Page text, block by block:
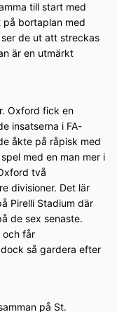
till start med
på bortaplan med
de ut att streckas
är en utmärkt
Oxford fick en
insatserna i FA-
åkte på råpisk med
med en man mer i
två
divisioner. Det lär
Pirelli Stadium där
de sex senaste.
och får
så gardera efter
på St.